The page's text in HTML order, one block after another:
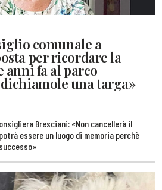
comunale a
per ricordare la
anni fa al parco
una targa»
Bresciani: «Non cancellerà il
essere un luogo di memoria perchè